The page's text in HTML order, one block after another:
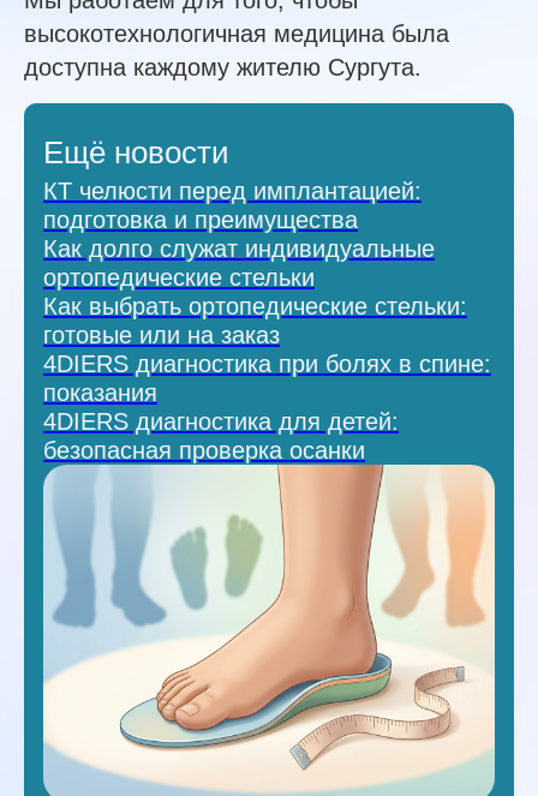
высокотехнологичная медицина была
доступна каждому жителю Сургута.
Ещё новости
КТ челюсти перед имплантацией:
подготовка и преимущества
Как долго служат индивидуальные
ортопедические стельки
Как выбрать ортопедические стельки:
готовые или на заказ
4DIERS диагностика при болях в спине:
показания
4DIERS диагностика для детей:
безопасная проверка осанки